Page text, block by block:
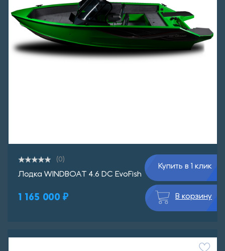
(0)
Лодка WINDBOAT 4.6 DC EvoFish
1 165 000 ₽
Купить в 1 клик
В корзину